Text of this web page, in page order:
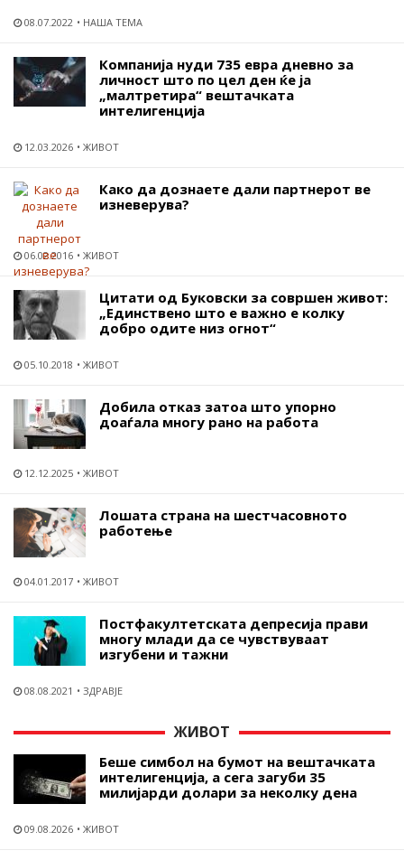
08.07.2022 НАША ТЕМА
Компанија нуди 735 евра дневно за
личност што по цел ден ќе ја
„малтретира“ вештачката
интелигенција
12.03.2026 ЖИВОТ
Како да дознаете дали партнерот ве
изневерува?
06.02.2016 ЖИВОТ
Цитати од Буковски за совршен живот:
„Единствено што е важно е колку
добро одите низ огнот“
05.10.2018 ЖИВОТ
Добила отказ затоа што упорно
доаѓала многу рано на работа
12.12.2025 ЖИВОТ
Лошата страна на шестчасовното
работење
04.01.2017 ЖИВОТ
Постфакултетската депресија прави
многу млади да се чувствуваат
изгубени и тажни
08.08.2021 ЗДРАВЈЕ
ЖИВОТ
Беше симбол на бумот на вештачката
интелигенција, а сега загуби 35
милијарди долари за неколку дена
09.08.2026 ЖИВОТ